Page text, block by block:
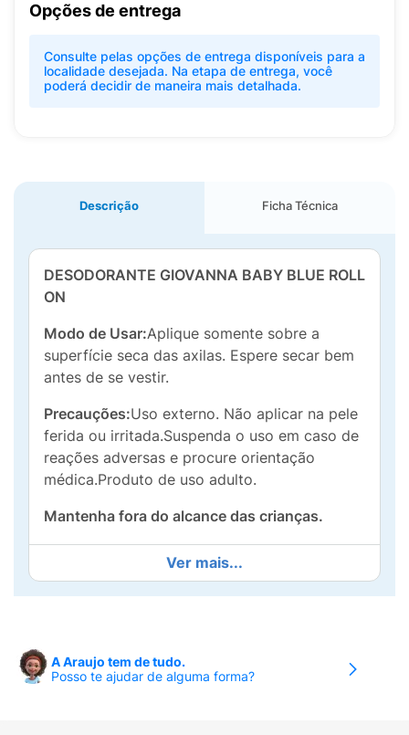
Opções de entrega
Consulte pelas opções de entrega disponíveis para a
localidade desejada. Na etapa de entrega, você
poderá decidir de maneira mais detalhada.
Descrição Ficha Técnica
DESODORANTE GIOVANNA BABY BLUE ROLL
ON
Modo de Usar:Aplique somente sobre a
superfície seca das axilas. Espere secar bem
antes de se vestir.
Precauções:Uso externo. Não aplicar na pele
ferida ou irritada.Suspenda o uso em caso de
reações adversas e procure orientação
médica.Produto de uso adulto.
Mantenha fora do alcance das crianças.
Ver mais...
A Araujo tem de tudo.
Posso te ajudar de alguma forma?